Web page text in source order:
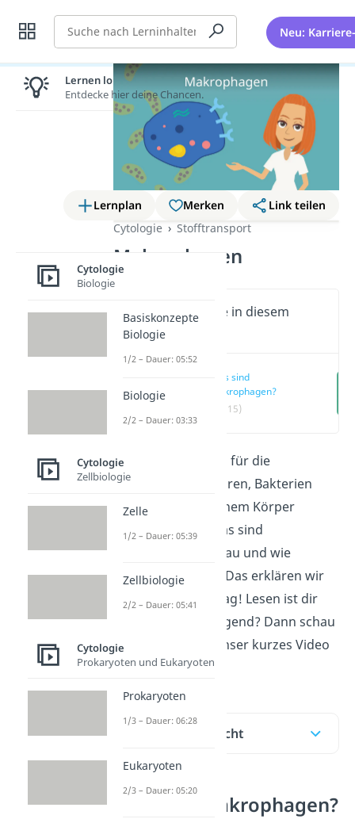
Suche Neu:
Lernplan Merken
Link teilen
Cytologie
Stofftransport
Makrophagen
Wichtige Inhalte in diesem
Video
Was sind
Makrophagen?
(00:15)
Makrophagen
sind für die
Vernichtung von Viren, Bakterien
und Toxinen in deinem Körper
zuständig. Aber was sind
Makrophagen genau und wie
funktionieren sie? Das erklären wir
dir in diesem Beitrag! Lesen ist dir
gerade zu anstrengend? Dann schau
dir doch einfach unser kurzes Video
zu dem Thema an!
Inhaltsübersicht
Was sind Makrophagen?
Lernen lohnt sich!
Entdecke hier deine Chancen.
Cytologie
Biologie
Basiskonzepte
Biologie
1/2 – Dauer: 05:52
Biologie
2/2 – Dauer: 03:33
Cytologie
Zellbiologie
Zelle
1/2 – Dauer: 05:39
Zellbiologie
2/2 – Dauer: 05:41
Cytologie
Prokaryoten und Eukaryoten
Prokaryoten
1/3 – Dauer: 06:28
Eukaryoten
2/3 – Dauer: 05:20